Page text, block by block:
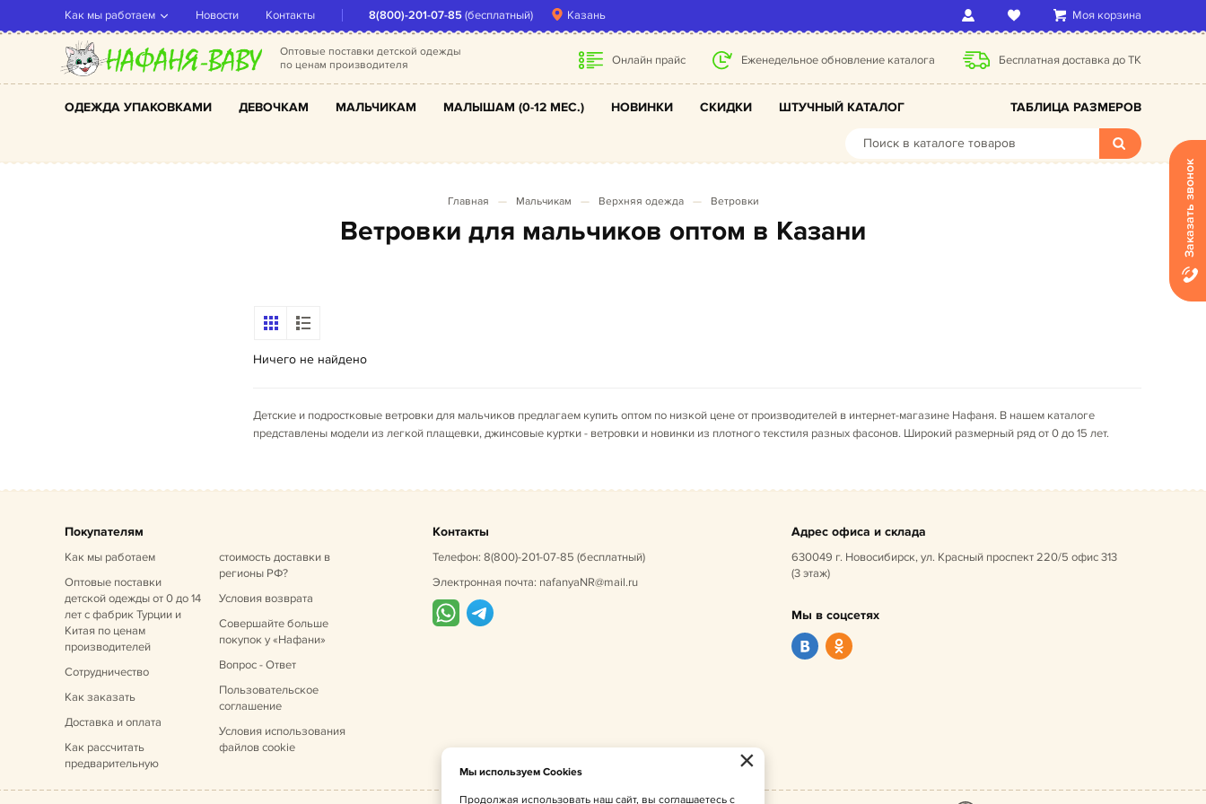
Моя корзина
Оптовые поставки детской одежды
по ценам производителя
Онлайн прайс Еженедельное обновление каталога Бесплатная доставка до ТК
ОДЕЖДА УПАКОВКАМИ ДЕВОЧКАМ МАЛЬЧИКАМ МАЛЫШАМ (0-12 МЕС.) НОВИНКИ СКИДКИ ШТУЧНЫЙ КАТАЛОГ ТАБЛИЦА РАЗМЕРОВ
Казань
8(800)-201-07-85(бесплатный)
Как мы работаем Новости Контакты
Главная Мальчикам Верхняя одежда Ветровки
Ветровки для мальчиков оптом в Казани
Ничего не найдено
Детские и подростковые ветровки для мальчиков предлагаем купить оптом по низкой цене от производителей в интернет-магазине Нафаня. В нашем каталоге
представлены модели из легкой плащевки, джинсовые куртки - ветровки и новинки из плотного текстиля разных фасонов. Широкий размерный ряд от 0 до 15 лет.
Покупателям
Как мы работаем
Оптовые поставки
детской одежды от 0 до 14
летс фабрик Турции и
Китая по ценам
производителей
Сотрудничество
Как заказать
Доставка и оплата
Как рассчитать
предварительную
стоимость доставки в
регионы РФ?
Условия возврата
Совершайте больше
покупок у «Нафани»
Вопрос - Ответ
Пользовательское
соглашение
Условия использования
файлов cookie
Контакты
Телефон: 8(800)-201-07-85 (бесплатный)
Электронная почта: nafanyaNR@mail.ru
Адрес офиса и склада
630049 г. Новосибирск, ул. Красный проспект 220/5 офис 313
(3 этаж)
Мы в соцсетях
×
Мы используем Cookies
Продолжая использовать наш сайт, вы соглашаетесь с
Заказать звонок